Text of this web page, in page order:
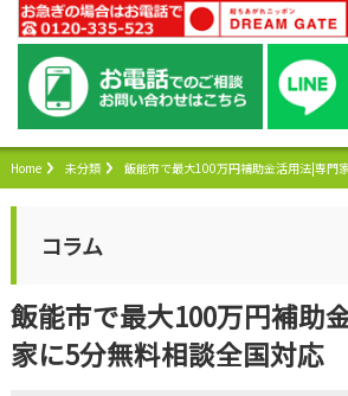
Home 未分類 飯能市で最大100万円補助金活用法|専門
コラム
飯能市で最大100万円補助
家に5分無料相談全国対応